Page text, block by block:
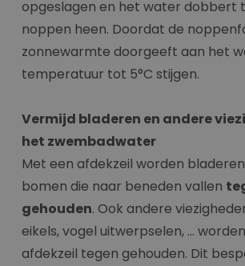
opgeslagen en het water dobbert
noppen heen. Doordat de
zonnewarmte doorgeeft aan het
temperatuur tot 5°C stijgen.
Vermijd bladeren en andere
het zwembadwater
Met een afdekzeil worden
bomen die naar beneden vallen
gehouden. Ook andere
eikels, vogel uitwerpselen, …
afdekzeil tegen gehouden. Dit